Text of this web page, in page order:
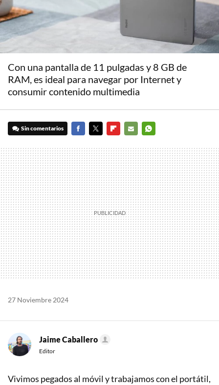
Con una pantalla de 11 pulgadas y 8 GB de
RAM, es ideal para navegar por Internet y
consumir contenido multimedia
Sin comentarios
MAIL
27 Noviembre 2024
Jaime Caballero
Editor
Vivimos pegados al móvil y trabajamos con el portátil,